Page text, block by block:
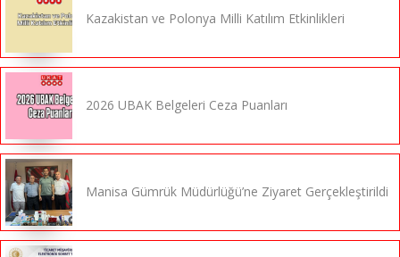
Kazakistan ve Polonya Milli Katılım Etkinlikleri
2026 UBAK Belgeleri Ceza Puanları
Manisa Gümrük Müdürlüğü’ne Ziyaret Gerçekleştirildi